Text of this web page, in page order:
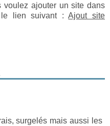
voulez ajouter un site dans
le lien suivant :Ajout site
surgelés mais aussi les